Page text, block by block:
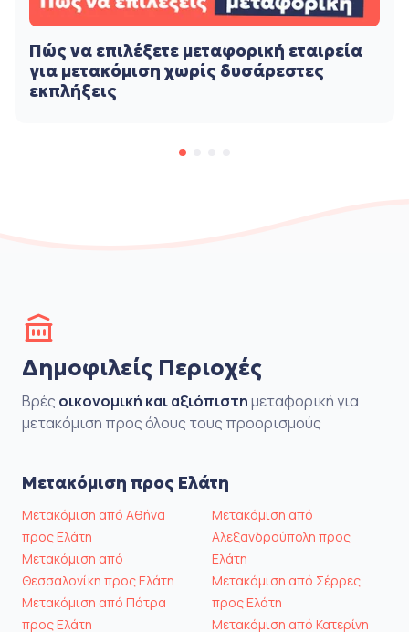
Πώς να επιλέξετε μεταφορική εταιρεία
για μετακόμιση χωρίς δυσάρεστες
εκπλήξεις
Δημοφιλείς Περιοχές
Βρές οικονομική και αξιόπιστημεταφορική για
μετακόμιση προς όλους τους προορισμούς
Μετακόμιση προς Ελάτη
Μετακόμιση από Αθήνα
προς Ελάτη
Μετακόμιση από
Θεσσαλονίκη προς Ελάτη
Μετακόμιση από Πάτρα
προς Ελάτη
Μετακόμιση από
Αλεξανδρούπολη προς
Ελάτη
Μετακόμιση από Σέρρες
προς Ελάτη
Μετακόμιση από Κατερίνη